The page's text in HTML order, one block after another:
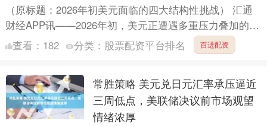
（原标题：2026年初美元面临的四大结构性挑战） 汇通
财经APP讯——2026年初，美元正遭遇多重压力叠加的困
境：欧元/美元汇率持续强势攀升，美元指数回落至20....
查看： 182 分类： 股票配资平台排名 百进配资
常胜策略 美元兑日元汇率承压逼近
三周低点，美联储决议前市场观望
情绪浓厚